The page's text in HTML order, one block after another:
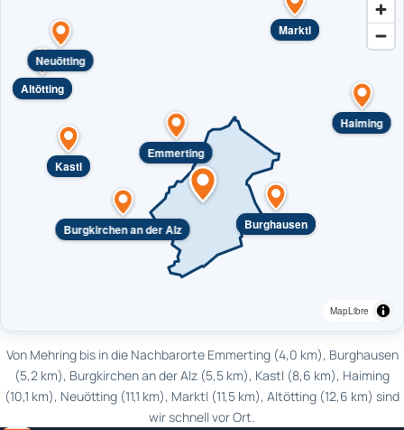
Emmerting
Burghausen
Burgkirchen an der Alz
Kastl
Haiming
Marktl
Altötting
Neuötting
MapLibre
Von Mehring bis in die Nachbarorte Emmerting (4,0 km), Burghausen
(5,2 km), Burgkirchen an der Alz (5,5 km), Kastl (8,6 km), Haiming
(10,1 km), Neuötting (11,1 km), Marktl (11,5 km), Altötting (12,6 km) sind
wir schnell vor Ort.